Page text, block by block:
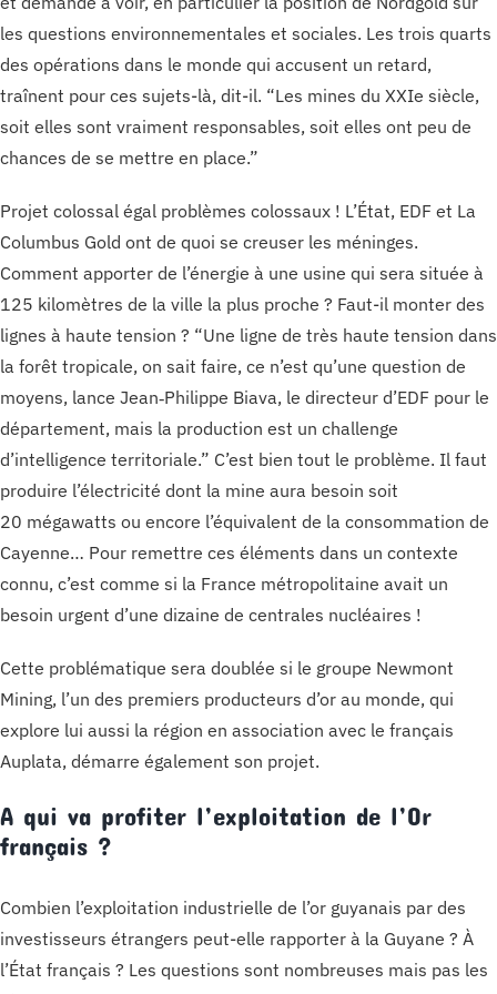
les questions environnementales et sociales. Les trois quarts
des opérations dans le monde qui accusent un retard,
traînent pour ces sujets-là, dit-il. “Les mines du XXIe siècle,
soit elles sont vraiment responsables, soit elles ont peu de
chances de se mettre en place.”
Projet colossal égal problèmes colossaux ! L’État, EDF et La
Columbus Gold ont de quoi se creuser les méninges.
Comment apporter de l’énergie à une usine qui sera située à
125 kilomètres de la ville la plus proche ? Faut-il monter des
lignes à haute tension ? “Une ligne de très haute tension dans
la forêt tropicale, on sait faire, ce n’est qu’une question de
moyens, lance Jean‑Philippe Biava, le directeur d’EDF pour le
département, mais la production est un challenge
d’intelligence territoriale.” C’est bien tout le problème. Il faut
produire l’électricité dont la mine aura besoin soit
20 mégawatts ou encore l’équivalent de la consommation de
Cayenne… Pour remettre ces éléments dans un contexte
connu, c’est comme si la France métropolitaine avait un
besoin urgent d’une dizaine de centrales nucléaires !
Cette problématique sera doublée si le groupe Newmont
Mining, l’un des premiers producteurs d’or au monde, qui
explore lui aussi la région en association avec le français
Auplata, démarre également son projet.
A qui va profiter l’exploitation de l’Or
français ?
Combien l’exploitation industrielle de l’or guyanais par des
investisseurs étrangers peut-elle rapporter à la Guyane ? À
l’État français ? Les questions sont nombreuses mais pas les